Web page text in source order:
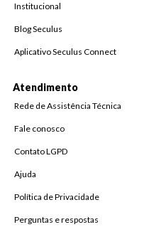
Institucional
Blog Seculus
Aplicativo Seculus Connect
Atendimento
Rede de Assistência Técnica
Fale conosco
Contato LGPD
Ajuda
Política de Privacidade
Perguntas e respostas